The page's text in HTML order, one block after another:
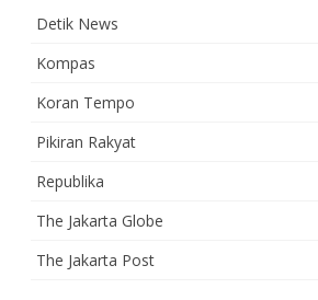
Detik News
Kompas
Koran Tempo
Pikiran Rakyat
Republika
The Jakarta Globe
The Jakarta Post